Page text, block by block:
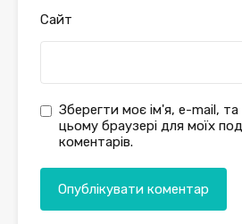
Сайт
Зберегти моє ім'я, e-mail,
цьому браузері для моїх
коментарів.